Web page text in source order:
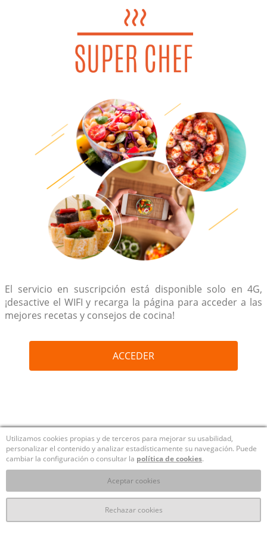
Utilizamos cookies propias y de terceros para mejorar su usabilidad,
personalizar el contenido y analizar estadísticamente su navegación. Puede
cambiar la configuración o consultar la política de cookies.
Aceptar cookies
Rechazar cookies
El servicio en suscripción está disponible solo en 4G,
¡desactive el WIFI y recarga la página para acceder a las
mejores recetas y consejos de cocina!
ACCEDER